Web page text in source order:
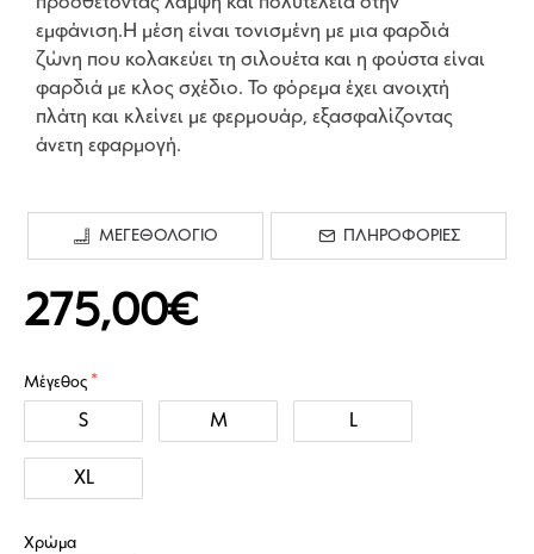
275,00€
Μέγεθος
S M L
XL
Χρώμα
εμφάνιση.Η μέση είναι τονισμένη με μια φαρδιά
ζώνη που κολακεύει τη σιλουέτα και η φούστα είναι
φαρδιά με κλος σχέδιο. Το φόρεμα έχει ανοιχτή
πλάτη και κλείνει με φερμουάρ, εξασφαλίζοντας
άνετη εφαρμογή.
ΜΕΓΕΘΟΛΟΓΙΟ ΠΛΗΡΟΦΟΡΙΕΣ